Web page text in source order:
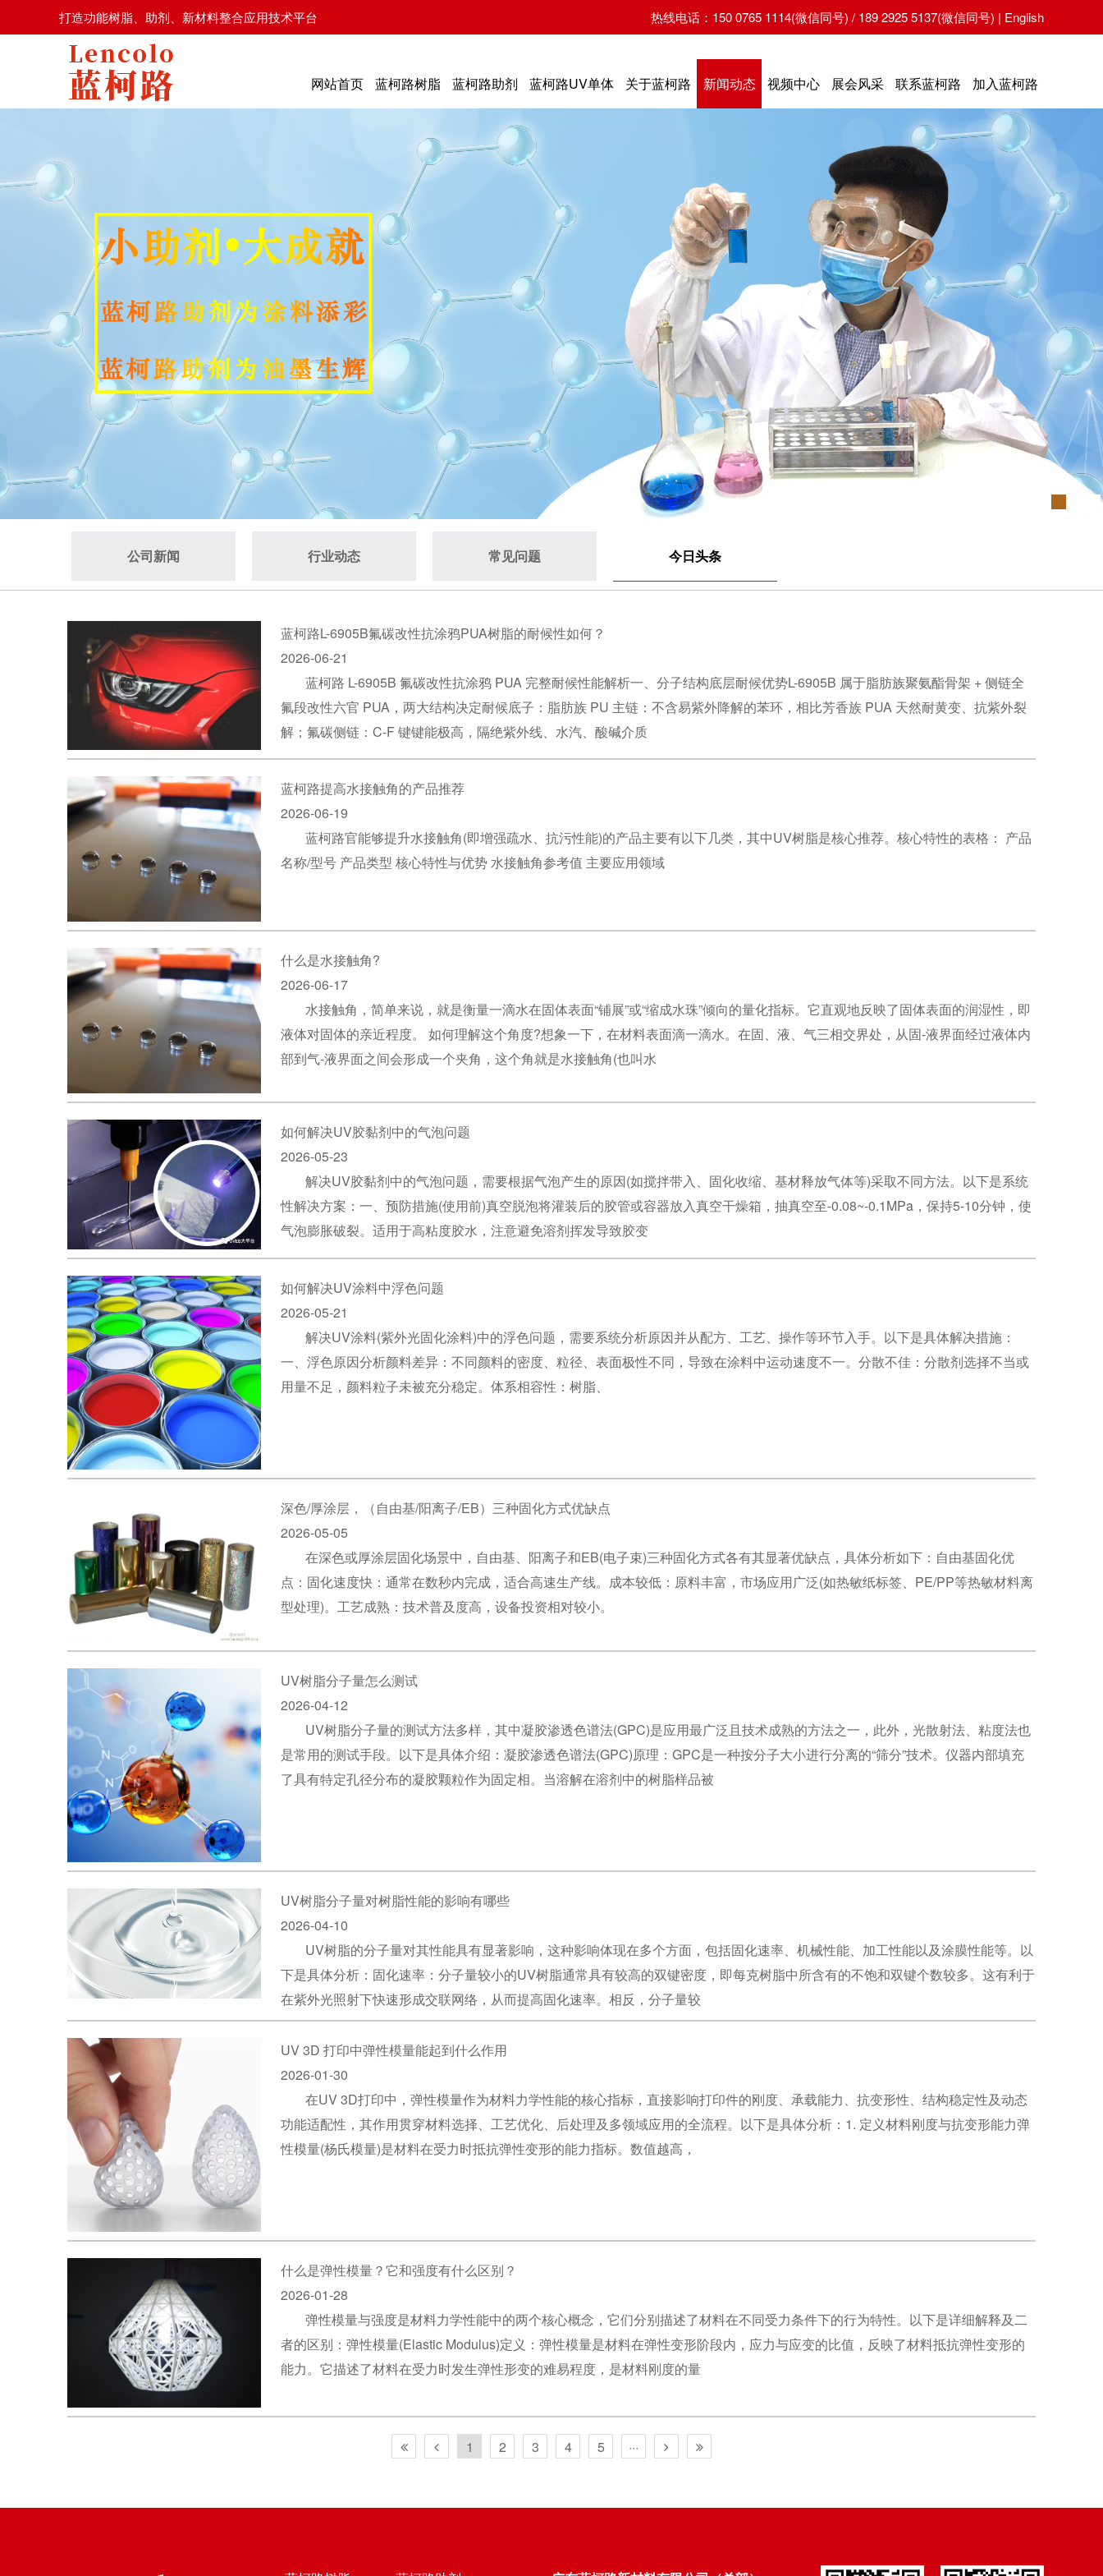
打造功能树脂、助剂、新材料整合应用技术平台 热线电话：150 0765 1114(微信同号) / 189 2925 5137(微信同号) | English
网站首页 蓝柯路树脂 蓝柯路助剂 蓝柯路UV单体 关于蓝柯路 新闻动态 视频中心 展会风采 联系蓝柯路 加入蓝柯路
公司新闻 行业动态 常见问题 今日头条
蓝柯路L-6905B氟碳改性抗涂鸦PUA树脂的耐候性如何？
2026-06-21
蓝柯路 L-6905B 氟碳改性抗涂鸦 PUA 完整耐候性能解析一、分子结构底层耐候优势L-6905B 属于脂肪族聚氨酯骨架 + 侧链全
氟段改性六官 PUA，两大结构决定耐候底子：脂肪族 PU 主链：不含易紫外降解的苯环，相比芳香族 PUA 天然耐黄变、抗紫外裂
解；氟碳侧链：C-F 键键能极高，隔绝紫外线、水汽、酸碱介质
蓝柯路提高水接触角的产品推荐
2026-06-19
蓝柯路官能够提升水接触角(即增强疏水、抗污性能)的产品主要有以下几类，其中UV树脂是核心推荐。核心特性的表格： 产品
名称/型号 产品类型 核心特性与优势 水接触角参考值 主要应用领域
什么是水接触角?
2026-06-17
水接触角，简单来说，就是衡量一滴水在固体表面“铺展”或“缩成水珠”倾向的量化指标。它直观地反映了固体表面的润湿性，即
液体对固体的亲近程度。 如何理解这个角度?想象一下，在材料表面滴一滴水。在固、液、气三相交界处，从固-液界面经过液体内
部到气-液界面之间会形成一个夹角，这个角就是水接触角(也叫水
如何解决UV胶黏剂中的气泡问题
2026-05-23
解决UV胶黏剂中的气泡问题，需要根据气泡产生的原因(如搅拌带入、固化收缩、基材释放气体等)采取不同方法。以下是系统
性解决方案：一、预防措施(使用前)真空脱泡将灌装后的胶管或容器放入真空干燥箱，抽真空至-0.08~-0.1MPa，保持5-10分钟，使
气泡膨胀破裂。适用于高粘度胶水，注意避免溶剂挥发导致胶变
如何解决UV涂料中浮色问题
2026-05-21
解决UV涂料(紫外光固化涂料)中的浮色问题，需要系统分析原因并从配方、工艺、操作等环节入手。以下是具体解决措施：
一、浮色原因分析颜料差异：不同颜料的密度、粒径、表面极性不同，导致在涂料中运动速度不一。分散不佳：分散剂选择不当或
用量不足，颜料粒子未被充分稳定。体系相容性：树脂、
深色/厚涂层，（自由基/阳离子/EB）三种固化方式优缺点
2026-05-05
在深色或厚涂层固化场景中，自由基、阳离子和EB(电子束)三种固化方式各有其显著优缺点，具体分析如下：自由基固化优
点：固化速度快：通常在数秒内完成，适合高速生产线。成本较低：原料丰富，市场应用广泛(如热敏纸标签、PE/PP等热敏材料离
型处理)。工艺成熟：技术普及度高，设备投资相对较小。
UV树脂分子量怎么测试
2026-04-12
UV树脂分子量的测试方法多样，其中凝胶渗透色谱法(GPC)是应用最广泛且技术成熟的方法之一，此外，光散射法、粘度法也
是常用的测试手段。以下是具体介绍：凝胶渗透色谱法(GPC)原理：GPC是一种按分子大小进行分离的“筛分”技术。仪器内部填充
了具有特定孔径分布的凝胶颗粒作为固定相。当溶解在溶剂中的树脂样品被
UV树脂分子量对树脂性能的影响有哪些
2026-04-10
UV树脂的分子量对其性能具有显著影响，这种影响体现在多个方面，包括固化速率、机械性能、加工性能以及涂膜性能等。以
下是具体分析：固化速率：分子量较小的UV树脂通常具有较高的双键密度，即每克树脂中所含有的不饱和双键个数较多。这有利于
在紫外光照射下快速形成交联网络，从而提高固化速率。相反，分子量较
UV 3D 打印中弹性模量能起到什么作用
2026-01-30
在UV 3D打印中，弹性模量作为材料力学性能的核心指标，直接影响打印件的刚度、承载能力、抗变形性、结构稳定性及动态
功能适配性，其作用贯穿材料选择、工艺优化、后处理及多领域应用的全流程。以下是具体分析：1. 定义材料刚度与抗变形能力弹
性模量(杨氏模量)是材料在受力时抵抗弹性变形的能力指标。数值越高，
什么是弹性模量？它和强度有什么区别？
2026-01-28
弹性模量与强度是材料力学性能中的两个核心概念，它们分别描述了材料在不同受力条件下的行为特性。以下是详细解释及二
者的区别：弹性模量(Elastic Modulus)定义：弹性模量是材料在弹性变形阶段内，应力与应变的比值，反映了材料抵抗弹性变形的
能力。它描述了材料在受力时发生弹性形变的难易程度，是材料刚度的量
1 2 3 4 5 ···